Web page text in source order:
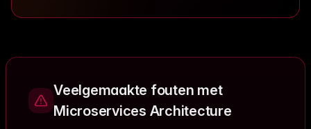
Veelgemaakte fouten met
Microservices Architecture